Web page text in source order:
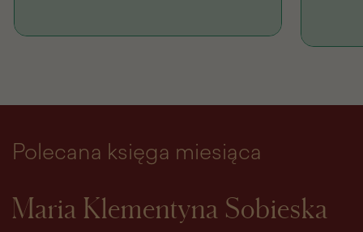
Polecana księga miesiąca
Maria Klementyna Sobieska